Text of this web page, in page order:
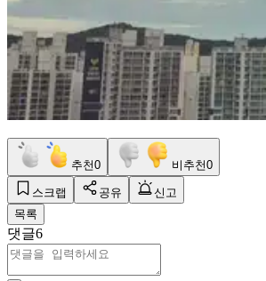
추천0 비추천0
스크랩 공유
신고
목록
댓글6